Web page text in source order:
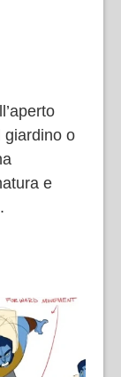
giardino o
e